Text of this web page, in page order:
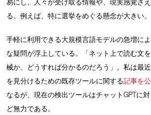
易にし、人々が受け取る情報や、現実感覚さ
る。例えば、特に選挙をめぐる懸念が大きい。
手軽に利用できる大規模言語モデルの急増に
な疑問が浮上している。「ネット上で読む文
械か、どうすれば分かるのだろう」。私は最
を見分けるための既存ツールに関する記事を
なるが、現在の検出ツールはチャットGPTに
ど無力である。